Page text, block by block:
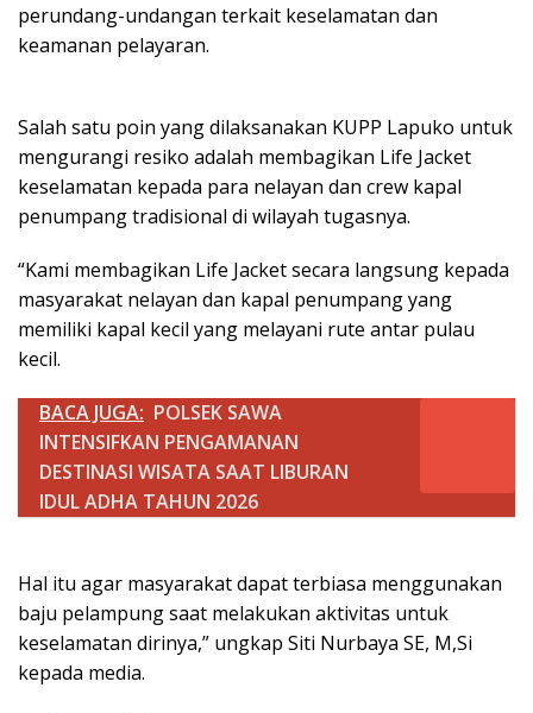
perundang-undangan terkait keselamatan dan
keamanan pelayaran.
Salah satu poin yang dilaksanakan KUPP Lapuko untuk
mengurangi resiko adalah membagikan Life Jacket
keselamatan kepada para nelayan dan crew kapal
penumpang tradisional di wilayah tugasnya.
“Kami membagikan Life Jacket secara langsung kepada
masyarakat nelayan dan kapal penumpang yang
memiliki kapal kecil yang melayani rute antar pulau
kecil.
BACA JUGA: POLSEK SAWA
INTENSIFKAN PENGAMANAN
DESTINASI WISATA SAAT LIBURAN
IDUL ADHA TAHUN 2026
Hal itu agar masyarakat dapat terbiasa menggunakan
baju pelampung saat melakukan aktivitas untuk
keselamatan dirinya,” ungkap Siti Nurbaya SE, M,Si
kepada media.